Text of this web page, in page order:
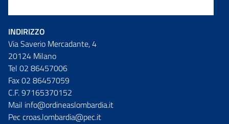
INDIRIZZO
Via Saverio Mercadante, 4
20124 Milano
Tel 02 86457006
Fax 02 86457059
C.F. 97165370152
Mail info@ordineaslombardia.it
Pec croas.lombardia@pec.it